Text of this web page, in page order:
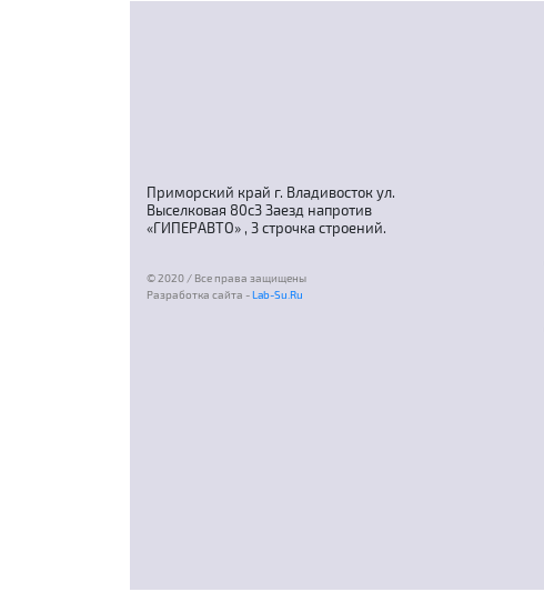
Приморский край г. Владивосток ул.
Выселковая 80с3 Заезд напротив
«ГИПЕРАВТО» , 3 строчка строений.
© 2020 / Все права защищены
Разработка сайта -Lab-Su.Ru